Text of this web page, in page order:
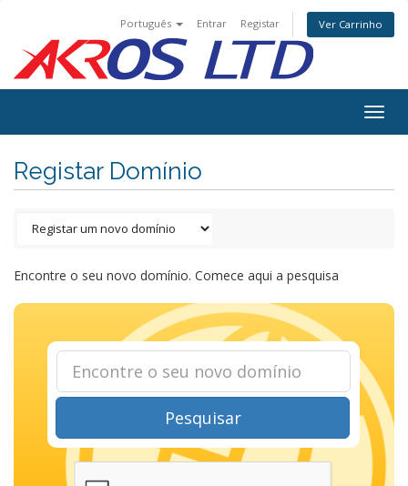
Português Entrar Registar Ver Carrinho
Registar Domínio
Encontre o seu novo domínio. Comece aqui a pesquisa
Pesquisar